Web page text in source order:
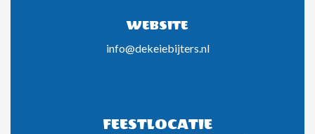
WEBSITE
info@dekeiebijters.nl
FEESTLOCATIE